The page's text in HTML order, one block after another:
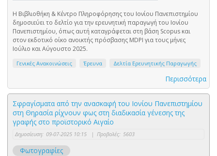
Η Βιβλιοθήκη & Κέντρο Πληροφόρησης του Ιονίου Πανεπιστημίου
δημοσιεύει το δελτίο για την ερευνητική παραγωγή του Ιονίου
Πανεπιστημίου, όπως αυτή καταγράφεται στη βάση Scopus και
στον εκδοτικό οίκο ανοικτής πρόσβασης MDPI για τους μήνες
Ιούλιο και Αύγουστο 2025.
Γενικές Ανακοινώσεις Έρευνα Δελτία Ερευνητικής Παραγωγής
Περισσότερα
Σφραγίσματα από την ανασκαφή του Ιονίου Πανεπιστημίου
στη Θηρασία ρίχνουν φως στη διαδικασία γένεσης της
γραφής στο προϊστορικό Αιγαίο
Δημοσίευση: 09-07-2025 10:15 | Προβολές: 5603
Φωτογραφίες